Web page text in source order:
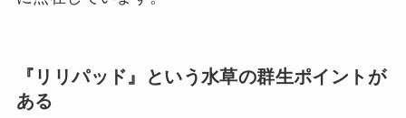
『リリパッド』という水草の群生ポイントが
ある